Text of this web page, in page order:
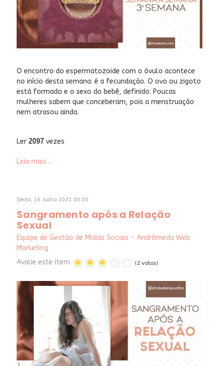
O encontro do espermatozoide com o óvulo acontece
no início desta semana: é a fecundação. O ovo ou zigoto
está formado e o sexo do bebê, definido. Poucas
mulheres sabem que conceberam, pois a menstruação
nem atrasou ainda.
Ler 2097 vezes
Leia mais ...
Sexta, 16 Julho 2021 00:00
Sangramento após a Relação
Sexual
Equipe de Gestão de Mídias Sociais - Andrômeda Web
Marketing
Avalie este item
(2 votos)